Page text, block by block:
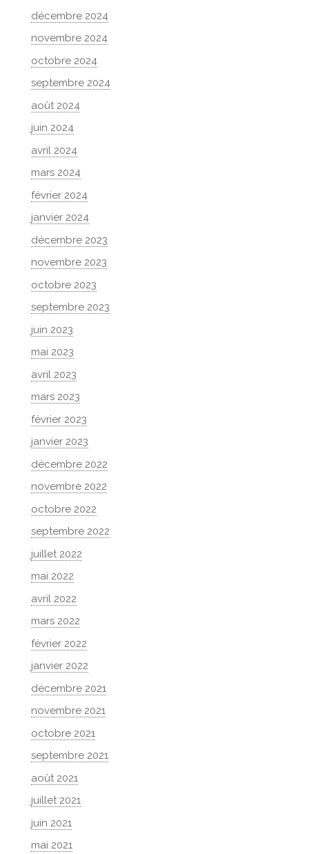
décembre 2024
novembre 2024
octobre 2024
septembre 2024
août 2024
juin 2024
avril 2024
mars 2024
février 2024
janvier 2024
décembre 2023
novembre 2023
octobre 2023
septembre 2023
juin 2023
mai 2023
avril 2023
mars 2023
février 2023
janvier 2023
décembre 2022
novembre 2022
octobre 2022
septembre 2022
juillet 2022
mai 2022
avril 2022
mars 2022
février 2022
janvier 2022
décembre 2021
novembre 2021
octobre 2021
septembre 2021
août 2021
juillet 2021
juin 2021
mai 2021